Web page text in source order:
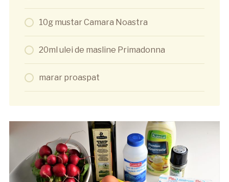
10g mustar Camara Noastra
20ml ulei de masline Primadonna
marar proaspat